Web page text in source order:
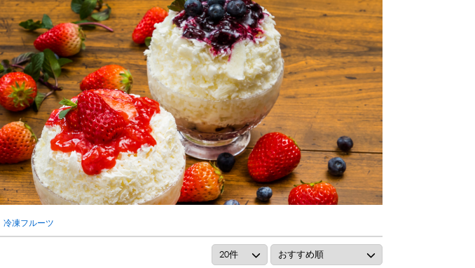
ップ かき氷にもドリンクにも ガムシロップ 水あめ その他のシロップ
・わらび餅 ソース・クリーム・フィリング等
ピューレ・ペースト
庭用かき氷機 刃物・替刃 オプション
CLOSE
冷凍フルーツ